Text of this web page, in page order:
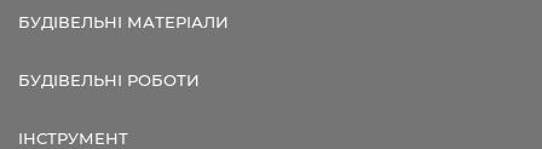
БУДІВЕЛЬНІ МАТЕРІАЛИ
БУДІВЕЛЬНІ РОБОТИ
ІНСТРУМЕНТ